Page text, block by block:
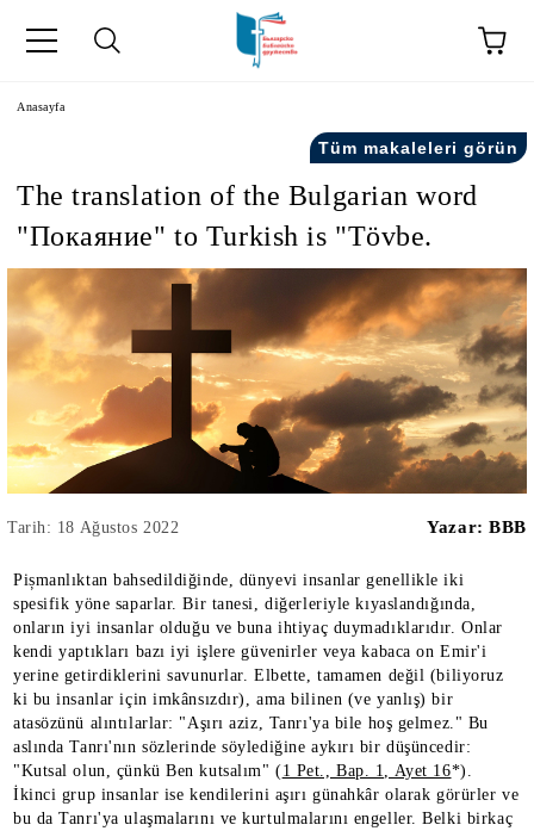
на турски.
in Turkish.
Anasayfa
Tüm makaleleri görün
The translation of the Bulgarian word
"Покаяние" to Turkish is "Tövbe.
Tarih: 18 Ağustos 2022 Yazar: BBB
Pișmanlıktan bahsedildiğinde, dünyevi insanlar genellikle iki
spesifik yöne saparlar. Bir tanesi, diğerleriyle kıyaslandığında,
onların iyi insanlar olduğu ve buna ihtiyaç duymadıklarıdır. Onlar
kendi yaptıkları bazı iyi işlere güvenirler veya kabaca on Emir'i
yerine getirdiklerini savunurlar. Elbette, tamamen değil (biliyoruz
ki bu insanlar için imkânsızdır), ama bilinen (ve yanlış) bir
atasözünü alıntılarlar: "Aşırı aziz, Tanrı'ya bile hoş gelmez." Bu
aslında Tanrı'nın sözlerinde söylediğine aykırı bir düşüncedir:
"Kutsal olun, çünkü Ben kutsalım" (1 Pet., Bap. 1, Ayet 16*).
İkinci grup insanlar ise kendilerini aşırı günahkâr olarak görürler ve
bu da Tanrı'ya ulaşmalarını ve kurtulmalarını engeller. Belki birkaç